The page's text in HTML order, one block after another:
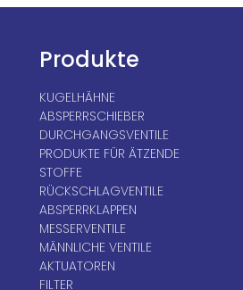
Produkte
KUGELHÄHNE
ABSPERRSCHIEBER
DURCHGANGSVENTILE
PRODUKTE FÜR ÄTZENDE
STOFFE
RÜCKSCHLAGVENTILE
ABSPERRKLAPPEN
MESSERVENTILE
MÄNNLICHE VENTILE
AKTUATOREN
FILTER